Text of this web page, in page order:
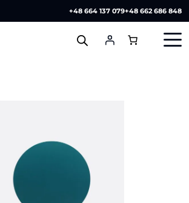
+48 664 137 079+48 662 686 848